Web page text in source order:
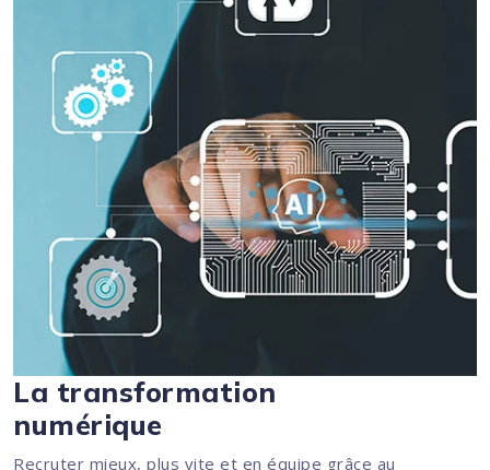
La transformation
numérique
Recruter mieux, plus vite et en équipe grâce au